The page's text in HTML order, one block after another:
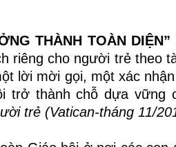
THÀNH TOÀN DIỆN”
riêng cho người trẻ theo
lời mời gọi, một xác
trở thành chỗ dựa vững
trẻ (Vatican-tháng 11/